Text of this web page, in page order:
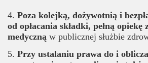
4. Poza kolejką, dożywotnią i
od opłacania składki, pełną
medyczną w publicznej służbie
5. Przy ustalaniu prawa do i